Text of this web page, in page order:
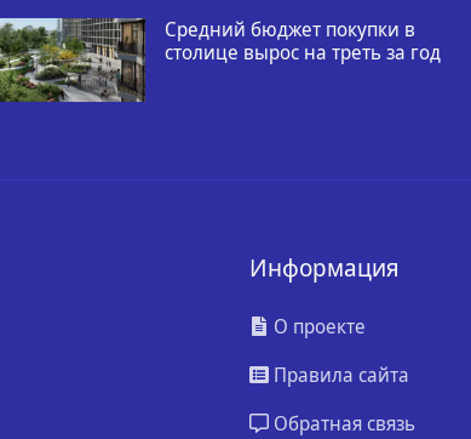
Средний бюджет покупки в
столице вырос на треть за год
Информация
О проекте
Правила сайта
Обратная связь